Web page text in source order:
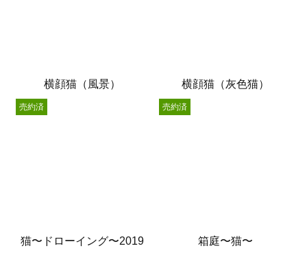
横顔猫（風景） 横顔猫（灰色猫）
猫〜ドローイング〜2019
売約済
箱庭〜猫〜
売約済